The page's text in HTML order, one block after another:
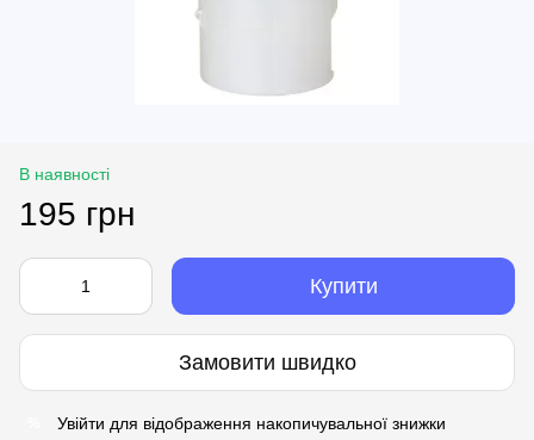
В наявності
195 грн
Купити
Замовити швидко
Увійти для відображення накопичувальної знижки